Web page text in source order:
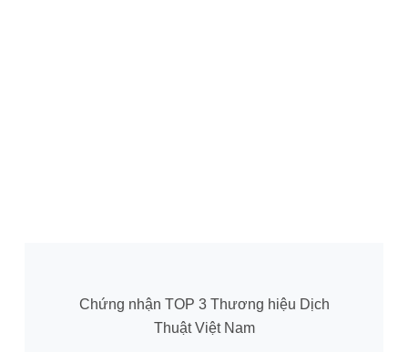
Chứng nhận TOP 3 Thương hiệu Dịch
Thuật Việt Nam